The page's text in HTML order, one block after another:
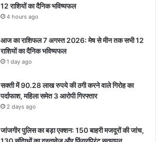
12 राशियों का दैनिक भविष्यफल
4 hours ago
आज का राशिफल 7 अगस्त 2026: मेष से मीन तक सभी 12
राशियों का दैनिक भविष्यफल
1 day ago
सक्ती में 90.28 लाख रुपये की ठगी करने वाले गिरोह का
पर्दाफाश, महिला समेत 3 आरोपी गिरफ्तार
2 days ago
जांजगीर पुलिस का बड़ा एक्शन: 150 बाहरी मजदूरों की जांच,